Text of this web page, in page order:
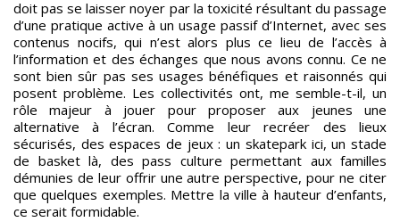
doit pas se laisser noyer par la toxicité résultant du passage
d’une pratique active à un usage passif d’Internet, avec ses
contenus nocifs, qui n’est alors plus ce lieu de l’accès à
l’information et des échanges que nous avons connu. Ce ne
sont bien sûr pas ses usages bénéfiques et raisonnés qui
posent problème. Les collectivités ont, me semble-t-il, un
rôle majeur à jouer pour proposer aux jeunes une
alternative à l’écran. Comme leur recréer des lieux
sécurisés, des espaces de jeux : un skatepark ici, un stade
de basket là, des pass culture permettant aux familles
démunies de leur offrir une autre perspective, pour ne citer
que quelques exemples. Mettre la ville à hauteur d’enfants,
ce serait formidable.